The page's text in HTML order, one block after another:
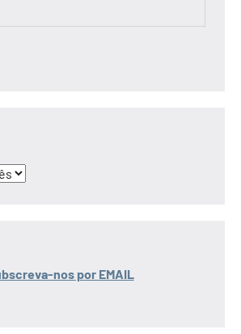
nos por EMAIL